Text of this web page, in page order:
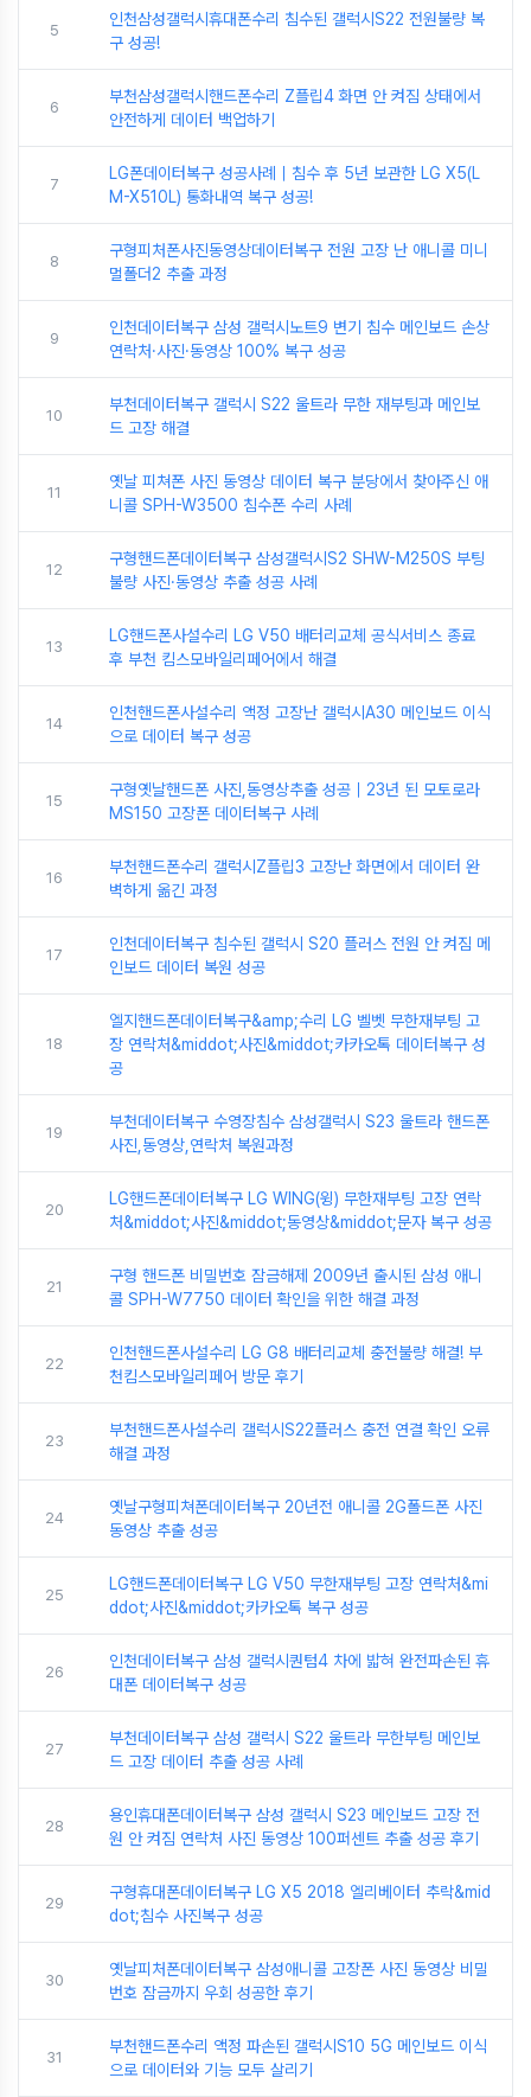
5
인천삼성갤럭시휴대폰수리 침수된 갤럭시S22 전원불량 복
구 성공!
6
부천삼성갤럭시핸드폰수리 Z플립4 화면 안 켜짐 상태에서
안전하게 데이터 백업하기
7
LG폰데이터복구 성공사례｜침수 후 5년 보관한 LG X5(L
M-X510L) 통화내역 복구 성공!
8
구형피처폰사진동영상데이터복구 전원 고장 난 애니콜 미니
멀폴더2 추출 과정
9
인천데이터복구 삼성 갤럭시노트9 변기 침수 메인보드 손상
연락처·사진·동영상 100% 복구 성공
10
부천데이터복구 갤럭시 S22 울트라 무한 재부팅과 메인보
드 고장 해결
11
옛날 피쳐폰 사진 동영상 데이터 복구 분당에서 찾아주신 애
니콜 SPH-W3500 침수폰 수리 사례
12
구형핸드폰데이터복구 삼성갤럭시S2 SHW-M250S 부팅
불량 사진·동영상 추출 성공 사례
13
LG핸드폰사설수리 LG V50 배터리교체 공식서비스 종료
후 부천 킴스모바일리페어에서 해결
14
인천핸드폰사설수리 액정 고장난 갤럭시A30 메인보드 이식
으로 데이터 복구 성공
15
구형옛날핸드폰 사진,동영상추출 성공｜23년 된 모토로라
MS150 고장폰 데이터복구 사례
16
부천핸드폰수리 갤럭시Z플립3 고장난 화면에서 데이터 완
벽하게 옮긴 과정
17
인천데이터복구 침수된 갤럭시 S20 플러스 전원 안 켜짐 메
인보드 데이터 복원 성공
18
엘지핸드폰데이터복구&amp;수리 LG 벨벳 무한재부팅 고
장 연락처&middot;사진&middot;카카오톡 데이터복구 성
공
19
부천데이터복구 수영장침수 삼성갤럭시 S23 울트라 핸드폰
사진,동영상,연락처 복원과정
20
LG핸드폰데이터복구 LG WING(윙) 무한재부팅 고장 연락
처&middot;사진&middot;동영상&middot;문자 복구 성공
21
구형 핸드폰 비밀번호 잠금해제 2009년 출시된 삼성 애니
콜 SPH-W7750 데이터 확인을 위한 해결 과정
22
인천핸드폰사설수리 LG G8 배터리교체 충전불량 해결! 부
천킴스모바일리페어 방문 후기
23
부천핸드폰사설수리 갤럭시S22플러스 충전 연결 확인 오류
해결 과정
24
옛날구형피쳐폰데이터복구 20년전 애니콜 2G폴드폰 사진
동영상 추출 성공
25
LG핸드폰데이터복구 LG V50 무한재부팅 고장 연락처&mi
ddot;사진&middot;카카오톡 복구 성공
26
인천데이터복구 삼성 갤럭시퀀텀4 차에 밟혀 완전파손된 휴
대폰 데이터복구 성공
27
부천데이터복구 삼성 갤럭시 S22 울트라 무한부팅 메인보
드 고장 데이터 추출 성공 사례
28
용인휴대폰데이터복구 삼성 갤럭시 S23 메인보드 고장 전
원 안 켜짐 연락처 사진 동영상 100퍼센트 추출 성공 후기
29
구형휴대폰데이터복구 LG X5 2018 엘리베이터 추락&mid
dot;침수 사진복구 성공
30
옛날피처폰데이터복구 삼성애니콜 고장폰 사진 동영상 비밀
번호 잠금까지 우회 성공한 후기
31
부천핸드폰수리 액정 파손된 갤럭시S10 5G 메인보드 이식
으로 데이터와 기능 모두 살리기